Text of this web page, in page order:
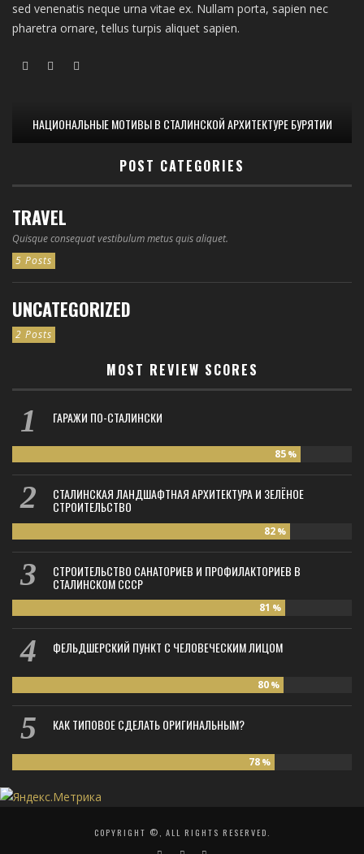
sed venenatis neque urna vitae ex. Nullam porta, sapien nec
pharetra ornare, tellus turpis aliquet sapien.
НАЦИОНАЛЬНЫЕ МОТИВЫ В СТАЛИНСКОЙ АРХИТЕКТУРЕ БУРЯТИИ
POST CATEGORIES
TRAVEL
Quisque consequat vestibulum metus quis aliquet.
5 Posts
UNCATEGORIZED
2 Posts
MOST REVIEW SCORES
ГАРАЖИ ПО-СТАЛИНСКИ
85 %
СТАЛИНСКАЯ ЛАНДШАФТНАЯ АРХИТЕКТУРА И ЗЕЛЁНОЕ
СТРОИТЕЛЬСТВО
82 %
СТРОИТЕЛЬСТВО САНАТОРИЕВ И ПРОФИЛАКТОРИЕВ В
СТАЛИНСКОМ СССР
81 %
ФЕЛЬДШЕРСКИЙ ПУНКТ С ЧЕЛОВЕЧЕСКИМ ЛИЦОМ
80 %
КАК ТИПОВОЕ СДЕЛАТЬ ОРИГИНАЛЬНЫМ?
78 %
COPYRIGHT ©, ALL RIGHTS RESERVED.